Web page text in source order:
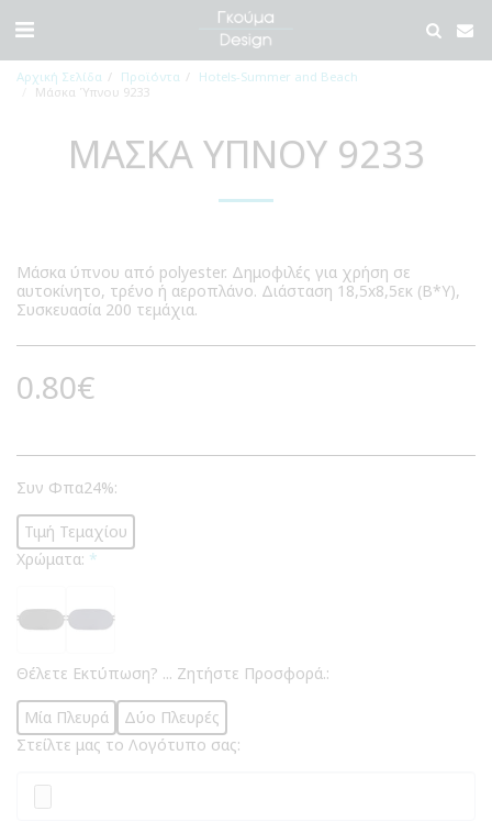
Αρχική Σελίδα Προϊόντα
Hotels-Summer and Beach
Μάσκα Ύπνου 9233
ΜΆΣΚΑ ΎΠΝΟΥ 9233
Μάσκα ύπνου από polyester. Δημοφιλές για χρήση σε
αυτοκίνητο, τρένο ή αεροπλάνο. Διάσταση 18,5x8,5εκ (Β*Υ),
Συσκευασία 200 τεμάχια.
0.80€
Συν Φπα24%:
Τιμή Τεμαχίου
Χρώματα: *
Θέλετε Εκτύπωση? ... Ζητήστε Προσφορά.:
Μία Πλευρά
Δύο Πλευρές
Στείλτε μας το Λογότυπο σας: